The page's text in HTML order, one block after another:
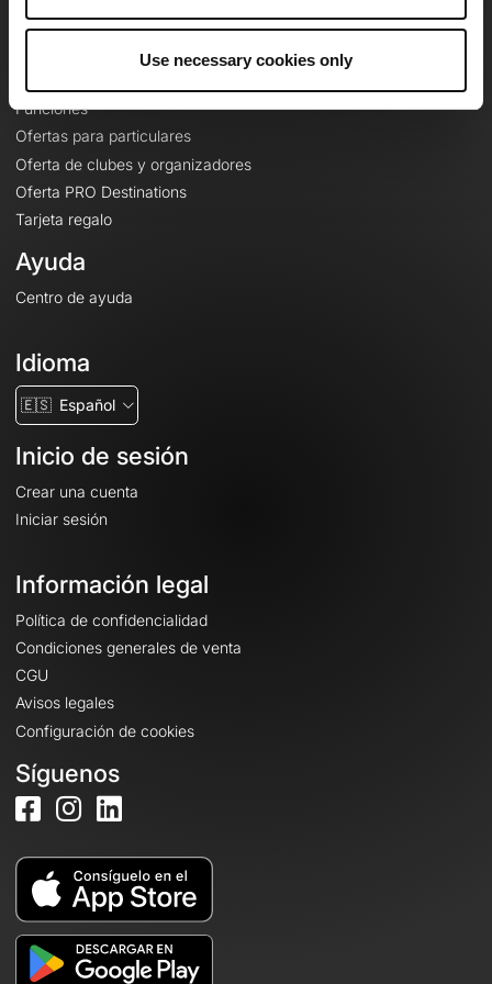
Use necessary cookies only
Funciones
Ofertas para particulares
Oferta de clubes y organizadores
Oferta PRO Destinations
Tarjeta regalo
Ayuda
Centro de ayuda
Idioma
🇪🇸 Español
Inicio de sesión
Crear una cuenta
Iniciar sesión
Información legal
Política de confidencialidad
Condiciones generales de venta
CGU
Avisos legales
Configuración de cookies
Síguenos